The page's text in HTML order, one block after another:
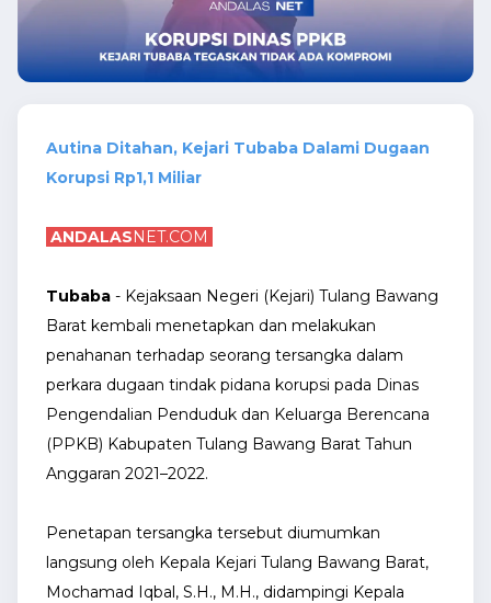
Autina Ditahan, Kejari Tubaba Dalami Dugaan
Korupsi Rp1,1 Miliar
ANDALASNET.COM
Tubaba - Kejaksaan Negeri (Kejari) Tulang Bawang
Barat kembali menetapkan dan melakukan
penahanan terhadap seorang tersangka dalam
perkara dugaan tindak pidana korupsi pada Dinas
Pengendalian Penduduk dan Keluarga Berencana
(PPKB) Kabupaten Tulang Bawang Barat Tahun
Anggaran 2021–2022.
Penetapan tersangka tersebut diumumkan
langsung oleh Kepala Kejari Tulang Bawang Barat,
Mochamad Iqbal, S.H., M.H., didampingi Kepala